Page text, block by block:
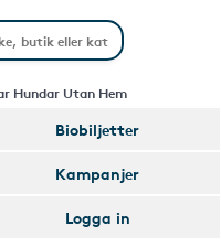
Hundar Utan Hem
Biobiljetter
Kampanjer
Logga in